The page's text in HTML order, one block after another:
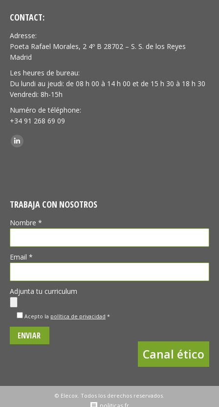
CONTACT:
Adresse:
Poeta Rafael Morales, 2 4º B 28702 – S. S. de los Reyes
Madrid
Les heures de bureau:
Du lundi au jeudi: de 08 h 00 à 14 h 00 et de 15 h 30 à 18 h 30
Vendredi: 8h-15h
Numéro de téléphone:
+34 91 268 69 09
Trouvez nous sur :
LinkedIn
TRABAJA CON NOSOTROS
Nombre *
Email *
Adjunta tu curriculum
Acepto la política de privacidad *
Canal ético
© Elecox. Todos los derechos reservados.